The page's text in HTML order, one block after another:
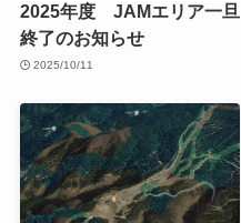
2025年度 JAMエリア一旦
終了のお知らせ
2025/10/11